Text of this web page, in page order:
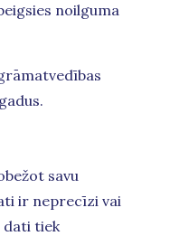
noilguma
savu
ir neprecīzi vai
dati tiek